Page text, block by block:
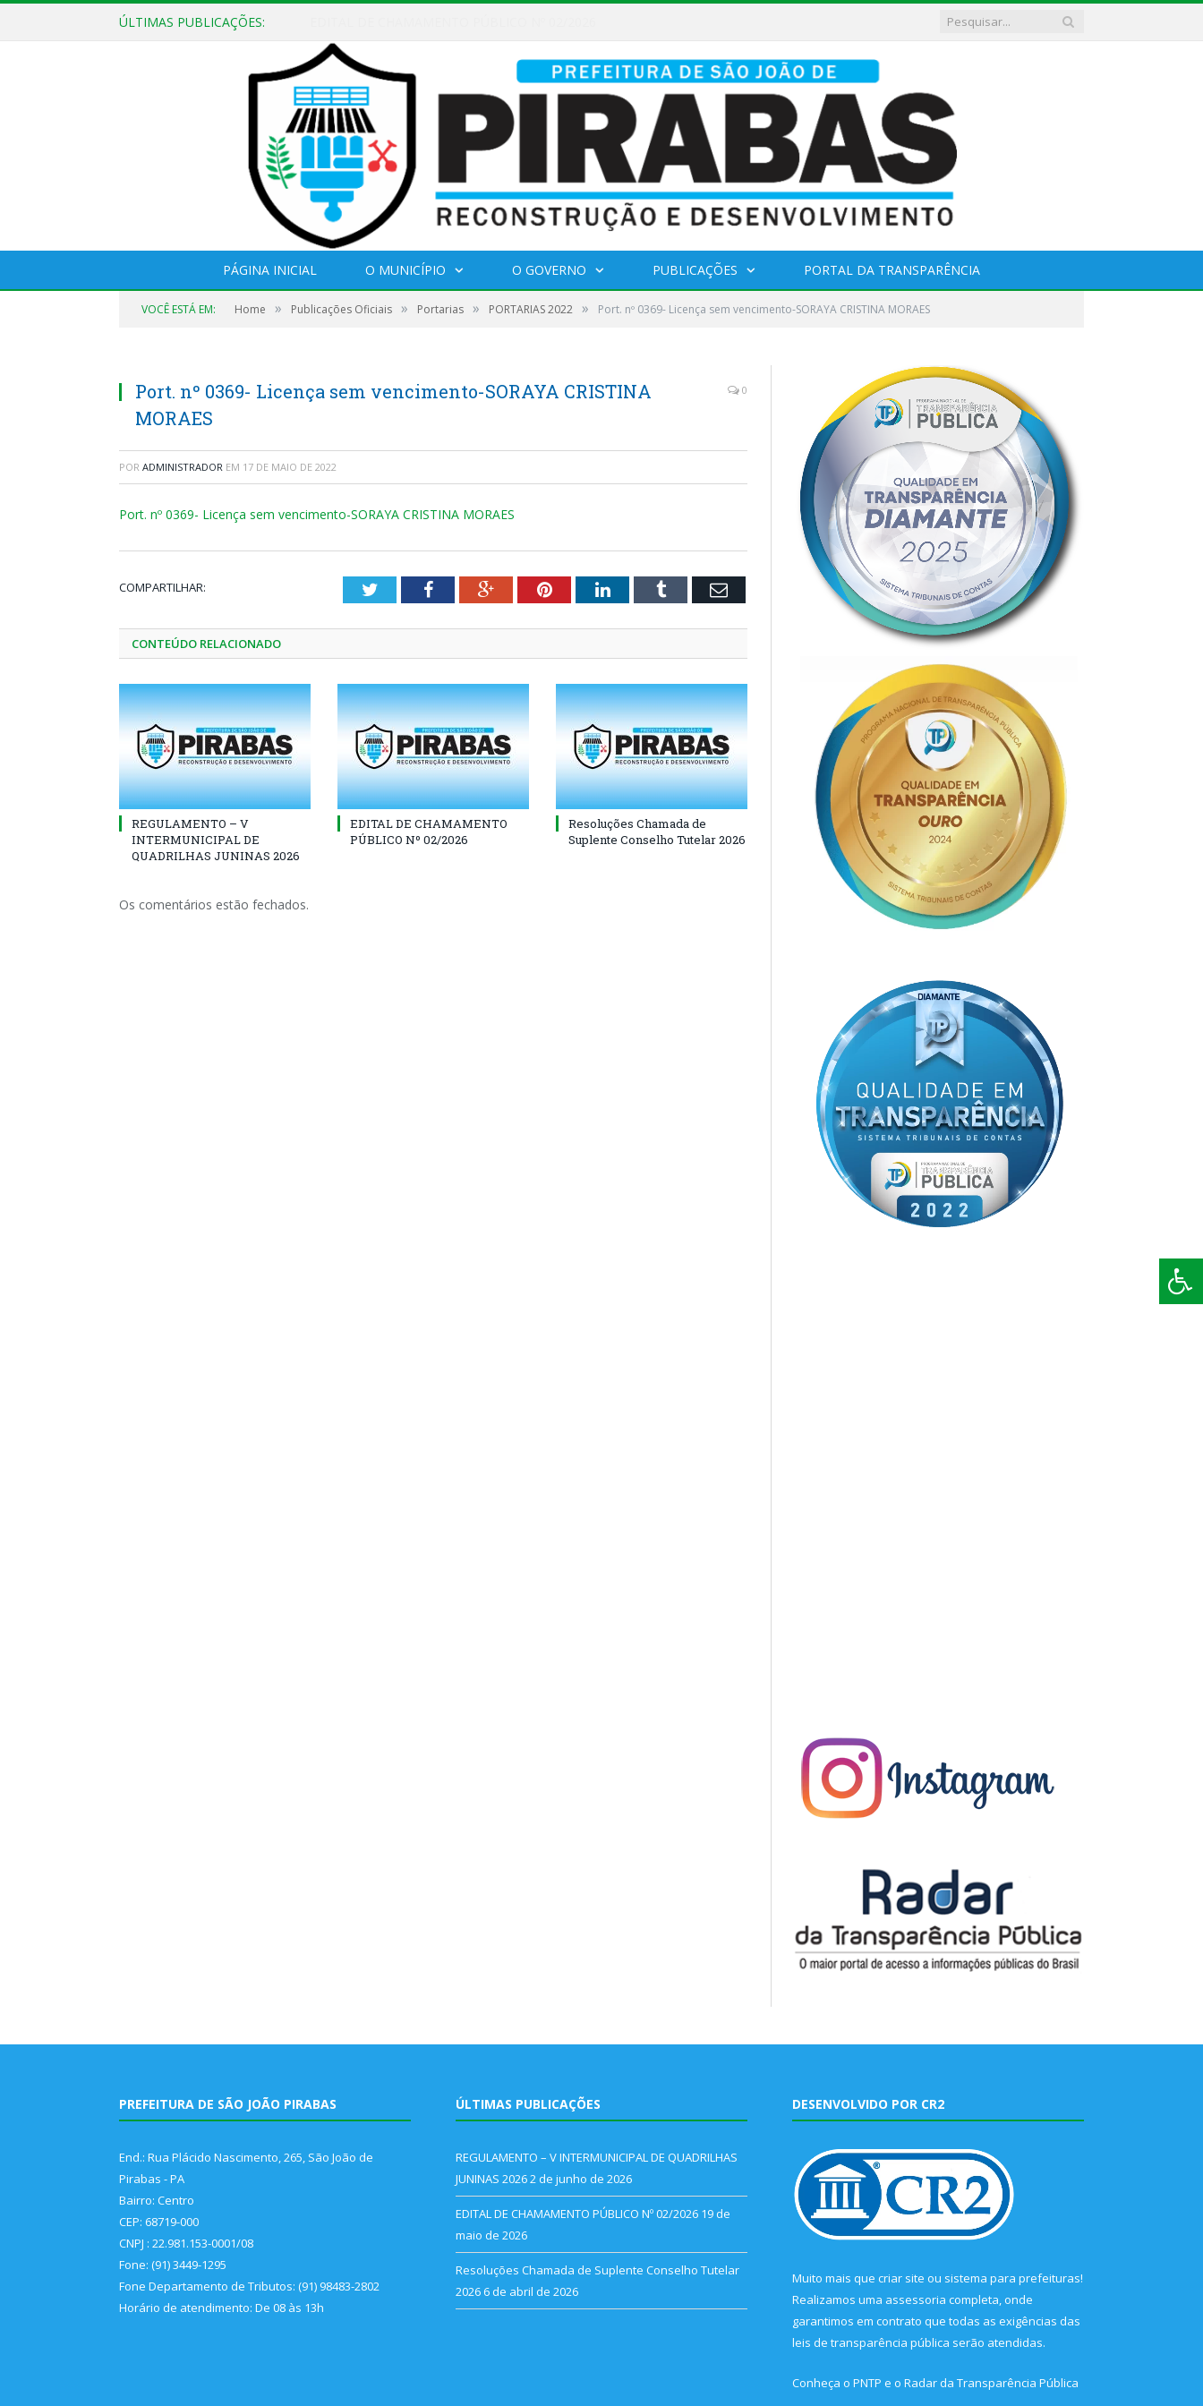
ÚLTIMAS PUBLICAÇÕES:
PÁGINA INICIAL O MUNICÍPIO O GOVERNO PUBLICAÇÕES PORTAL DA TRANSPARÊNCIA
VOCÊ ESTÁ EM: Home » Publicações Oficiais » Portarias » PORTARIAS 2022 » Port. nº 0369- Licença sem vencimento-SORAYA CRISTINA MORAES
Port. nº 0369- Licença sem vencimento-SORAYA CRISTINA
MORAES
0
POR ADMINISTRADOR EM 17 DE MAIO DE 2022
Port. nº 0369- Licença sem vencimento-SORAYA CRISTINA MORAES
COMPARTILHAR: TwitterFacebookGoogle+PinterestLinkedInTumblr Email
CONTEÚDO RELACIONADO
REGULAMENTO – V
INTERMUNICIPAL DE
QUADRILHAS JUNINAS 2026
EDITAL DE CHAMAMENTO
PÚBLICO Nº 02/2026
Resoluções Chamada de
Suplente Conselho Tutelar 2026
Os comentários estão fechados.
PREFEITURA DE SÃO JOÃO PIRABAS
End.: Rua Plácido Nascimento, 265, São João de
Pirabas - PA
Bairro: Centro
CEP: 68719-000
CNPJ : 22.981.153-0001/08
Fone: (91) 3449-1295
Fone Departamento de Tributos: (91) 98483-2802
Horário de atendimento: De 08 às 13h
ÚLTIMAS PUBLICAÇÕES
REGULAMENTO – V INTERMUNICIPAL DE QUADRILHAS
JUNINAS 20262 de junho de 2026
EDITAL DE CHAMAMENTO PÚBLICO Nº 02/2026 19 de
maio de 2026
Resoluções Chamada de Suplente Conselho Tutelar
2026 6 de abril de 2026
DESENVOLVIDO POR CR2
Muito mais que criar site ou sistema para prefeituras!
Realizamos uma assessoria completa, onde
garantimos em contrato que todas as exigências das
leis de transparência pública serão atendidas.
Conheça o PNTP e o Radar da Transparência Pública